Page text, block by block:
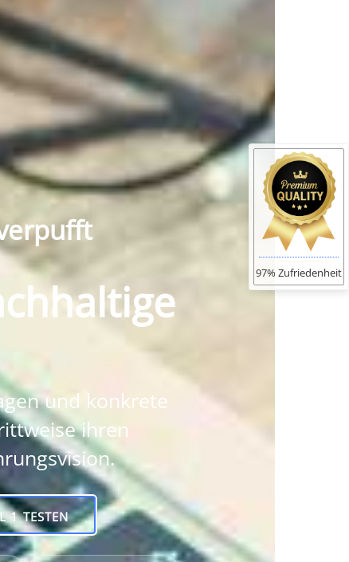
97% Zufriedenheit
und konkrete
ihren
1 TESTEN